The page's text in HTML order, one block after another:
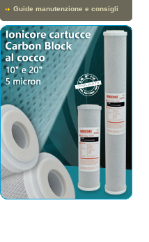
Guide manutenzione e consigli